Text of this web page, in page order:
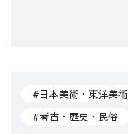
#日本美術・東洋美術
#考古・歴史・民俗